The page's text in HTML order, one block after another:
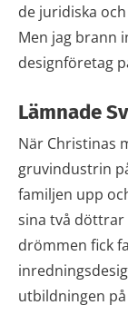
de juridiska
Men jag brann
designföretag
Lämnade
När Christinas
gruvindustrin
familjen upp
sina två döttrar
drömmen fick
utbildningen